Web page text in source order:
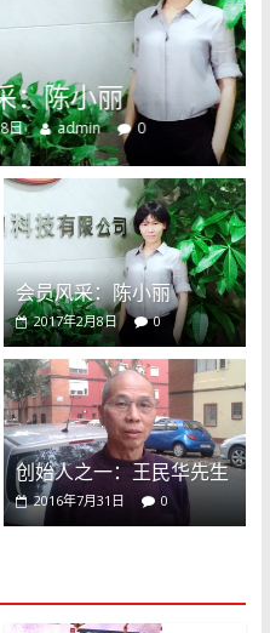
0
会员风采：陈小丽
2017年2月8日 0
创始人之一：王民华先生
2016年7月31日 0